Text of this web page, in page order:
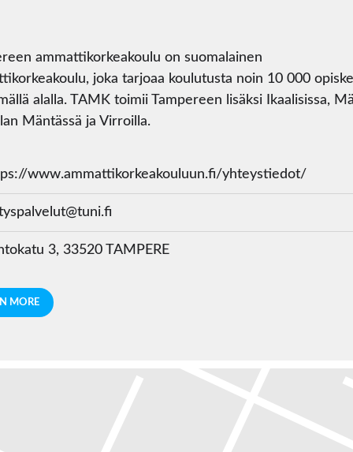
ammattikorkeakoulu on suomalainen
joka tarjoaa koulutusta noin 10 000
alalla. TAMK toimii Tampereen lisäksi Ikaalisissa,
Mäntässä ja Virroilla.
www.ammattikorkeakouluun.fi/yhteystiedot/
3, 33520 TAMPERE
MORE